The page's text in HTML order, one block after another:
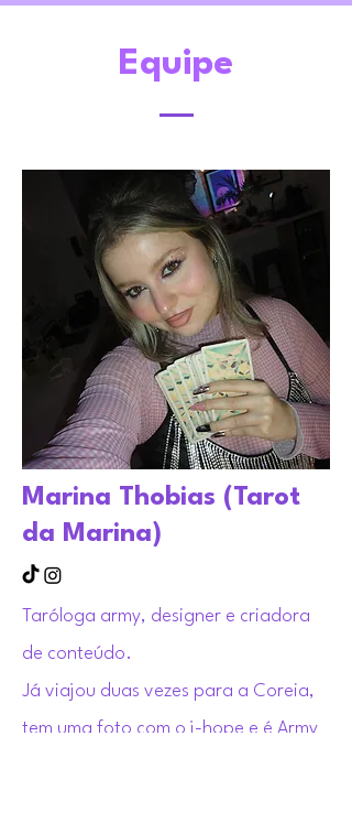
Equipe
Marina Thobias (Tarot
da Marina)
Taróloga army, designer e criadora
de conteúdo.
​Já viajou duas vezes para a Coreia,
tem uma foto com o j-hope e é Army